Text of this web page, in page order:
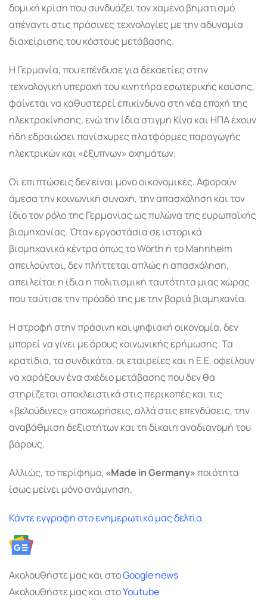
δομική κρίση που συνδυάζει τον χαμένο βηματισμό
απέναντι στις πράσινες τεχνολογίες με την αδυναμία
διαχείρισης του κόστους μετάβασης.
Η Γερμανία, που επένδυσε για δεκαετίες στην
τεχνολογική υπεροχή του κινητήρα εσωτερικής καύσης,
φαίνεται να καθυστερεί επικίνδυνα στη νέα εποχή της
ηλεκτροκίνησης, ενώ την ίδια στιγμή Κίνα και ΗΠΑ έχουν
ήδη εδραιώσει πανίσχυρες πλατφόρμες παραγωγής
ηλεκτρικών και «έξυπνων» οχημάτων.
Οι επιπτώσεις δεν είναι μόνο οικονομικές. Αφορούν
άμεσα την κοινωνική συνοχή, την απασχόληση και τον
ίδιο τον ρόλο της Γερμανίας ως πυλώνα της ευρωπαϊκής
βιομηχανίας. Όταν εργοστάσια σε ιστορικά
βιομηχανικά κέντρα όπως το Wörth ή το Mannheim
απειλούνται, δεν πλήττεται απλώς η απασχόληση,
απειλείται η ίδια η πολιτισμική ταυτότητα μιας χώρας
που ταύτισε την πρόοδό της με την βαριά βιομηχανία.
Η στροφή στην πράσινη και ψηφιακή οικονομία, δεν
μπορεί να γίνει με όρους κοινωνικής ερήμωσης. Τα
κρατίδια, τα συνδικάτα, οι εταιρείες και η Ε.Ε. οφείλουν
να χαράξουν ένα σχέδιο μετάβασης που δεν θα
στηρίζεται αποκλειστικά στις περικοπές και τις
«βελούδινες» αποχωρήσεις, αλλά στις επενδύσεις, την
αναβάθμιση δεξιοτήτων και τη δίκαιη αναδιανομή του
βάρους.
Αλλιώς, το περίφημο, «Made in Germany»ποιότητα
ίσως μείνει μόνο ανάμνηση.
Κάντε εγγραφή στο ενημερωτικό μας δελτίο.
Ακολουθήστε μας και στοGooglenews
Ακολουθήστε μας και στοYoutube